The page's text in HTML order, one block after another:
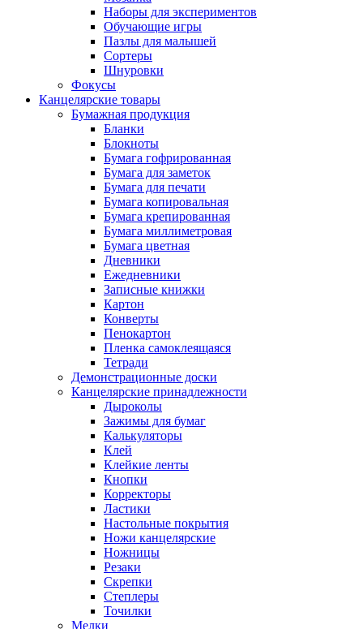
Наборы для экспериментов
Обучающие игры
Пазлы для малышей
Сортеры
Шнуровки
Фокусы
Канцелярские товары
Бумажная продукция
Бланки
Блокноты
Бумага гофрированная
Бумага для заметок
Бумага для печати
Бумага копировальная
Бумага крепированная
Бумага миллиметровая
Бумага цветная
Дневники
Ежедневники
Записные книжки
Картон
Конверты
Пенокартон
Пленка самоклеящаяся
Тетради
Демонстрационные доски
Канцелярские принадлежности
Дыроколы
Зажимы для бумаг
Калькуляторы
Клей
Клейкие ленты
Кнопки
Корректоры
Ластики
Настольные покрытия
Ножи канцелярские
Ножницы
Резаки
Скрепки
Степлеры
Точилки
Мелки